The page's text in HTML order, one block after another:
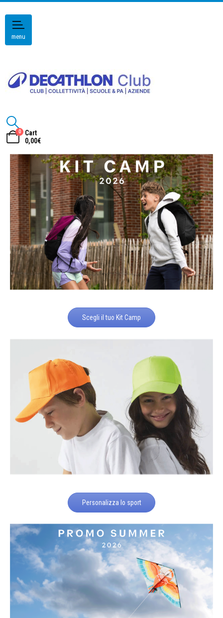
menu
0
Cart
0,00€
Scegli il tuo Kit Camp
Personalizza lo sport